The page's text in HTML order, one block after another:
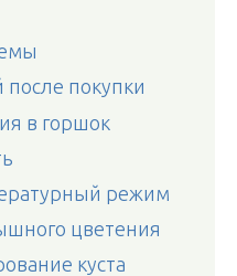
после покупки
в горшок
режим
цветения
куста